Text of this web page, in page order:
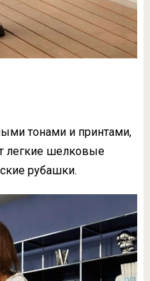
тонами и принтами,
легкие шелковые
рубашки.